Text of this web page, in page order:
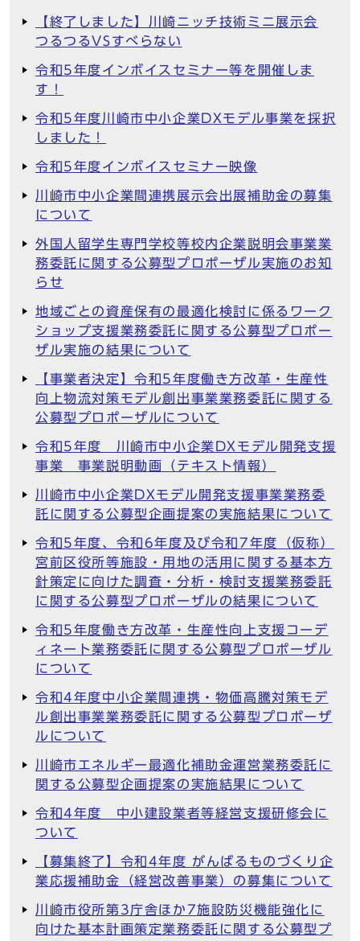
【終了しました】川崎ニッチ技術ミニ展示会
つるつるVSすべらない
令和5年度インボイスセミナー等を開催しま
す！
令和5年度川崎市中小企業DXモデル事業を採択
しました！
令和5年度インボイスセミナー映像
川崎市中小企業間連携展示会出展補助金の募集
について
外国人留学生専門学校等校内企業説明会事業業
務委託に関する公募型プロポーザル実施のお知
らせ
地域ごとの資産保有の最適化検討に係るワーク
ショップ支援業務委託に関する公募型プロポー
ザル実施の結果について
【事業者決定】令和5年度働き方改革・生産性
向上物流対策モデル創出事業業務委託に関する
公募型プロポーザルについて
令和5年度 川崎市中小企業DXモデル開発支援
事業 事業説明動画（テキスト情報）
川崎市中小企業DXモデル開発支援事業業務委
託に関する公募型企画提案の実施結果について
令和5年度、令和6年度及び令和7年度（仮称）
宮前区役所等施設・用地の活用に関する基本方
針策定に向けた調査・分析・検討支援業務委託
に関する公募型プロポーザルの結果について
令和5年度働き方改革・生産性向上支援コーデ
ィネート業務委託に関する公募型プロポーザル
について
令和4年度中小企業間連携・物価高騰対策モデ
ル創出事業業務委託に関する公募型プロポーザ
ルについて
川崎市エネルギー最適化補助金運営業務委託に
関する公募型企画提案の実施結果について
令和4年度 中小建設業者等経営支援研修会に
ついて
【募集終了】令和4年度 がんばるものづくり企
業応援補助金（経営改善事業）の募集について
川崎市役所第3庁舎ほか7施設防災機能強化に
向けた基本計画策定業務委託に関する公募型プ